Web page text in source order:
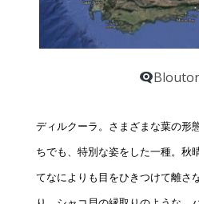
ディルクーラ。さまざまな葉の形
ちでも、特別な姿をした一種。秋
てなによりも目をひきつけて離さ